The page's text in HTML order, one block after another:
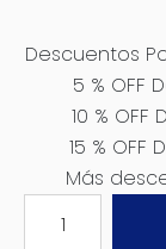
Descuentos
5 % OFF
10 % OFF
15 % OFF
Más